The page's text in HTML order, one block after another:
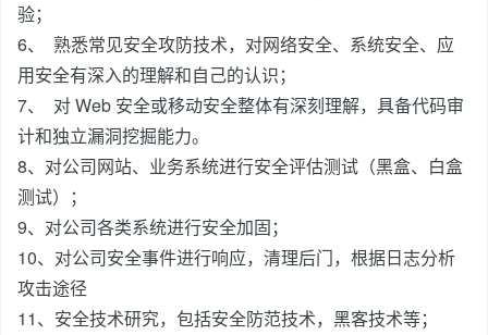
验；
6、 熟悉常见安全攻防技术，对网络安全、系统安全、应
用安全有深入的理解和自己的认识；
7、 对 Web 安全或移动安全整体有深刻理解，具备代码审
计和独立漏洞挖掘能力。
8、对公司网站、业务系统进行安全评估测试（黑盒、白盒
测试）；
9、对公司各类系统进行安全加固；
10、对公司安全事件进行响应，清理后门，根据日志分析
攻击途径
11、安全技术研究，包括安全防范技术，黑客技术等；